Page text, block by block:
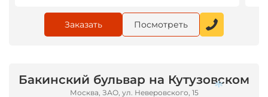
Заказать Посмотреть
Бакинский бульвар на Кутузовском
Москва, ЗАО, ул. Неверовского, 15